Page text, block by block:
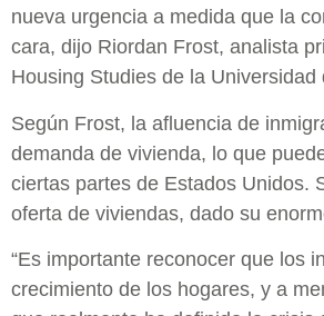
nueva urgencia a medida que la
cara, dijo Riordan Frost, analista
Housing Studies de la Universidad
Según Frost, la afluencia de
demanda de vivienda, lo que
ciertas partes de Estados Unidos.
oferta de viviendas, dado su
“Es importante reconocer que los
crecimiento de los hogares, y a